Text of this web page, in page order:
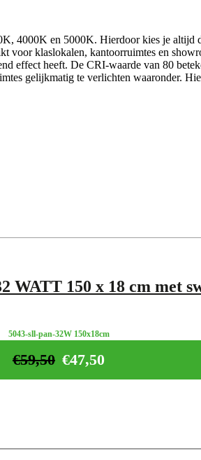
4000K en 5000K. Hierdoor kies je
voor klaslokalen, kantoorruimtes en
effect heeft. De CRI-waarde van 80
gelijkmatig te verlichten waaronder.
WATT 150 x 18 cm met
5043-sll-pan-32W 150x18cm
€47,50
€59,50